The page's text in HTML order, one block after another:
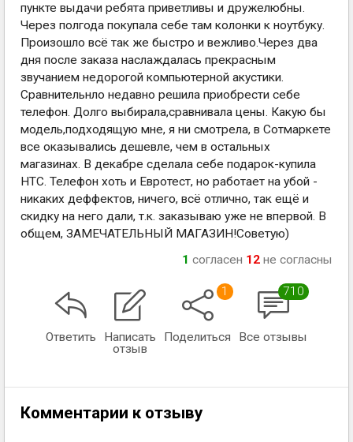
пункте выдачи ребята приветливы и дружелюбны.
Через полгода покупала себе там колонки к ноутбуку.
Произошло всё так же быстро и вежливо.Через два
дня после заказа наслаждалась прекрасным
звучанием недорогой компьютерной акустики.
Сравнительнло недавно решила приобрести себе
телефон. Долго выбирала,сравнивала цены. Какую бы
модель,подходящую мне, я ни смотрела, в Сотмаркете
все оказывались дешевле, чем в остальных
магазинах. В декабре сделала себе подарок-купила
HTC. Телефон хоть и Евротест, но работает на убой -
никаких деффектов, ничего, всё отлично, так ещё и
скидку на него дали, т.к. заказываю уже не впервой. В
общем, ЗАМЕЧАТЕЛЬНЫЙ МАГАЗИН!Советую)
1 согласен 12 не согласны
Ответить
Написать
отзыв
1
Поделиться
710
Все отзывы
Комментарии к отзыву